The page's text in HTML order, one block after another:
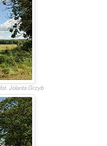
fot. Jolanta Grzyb